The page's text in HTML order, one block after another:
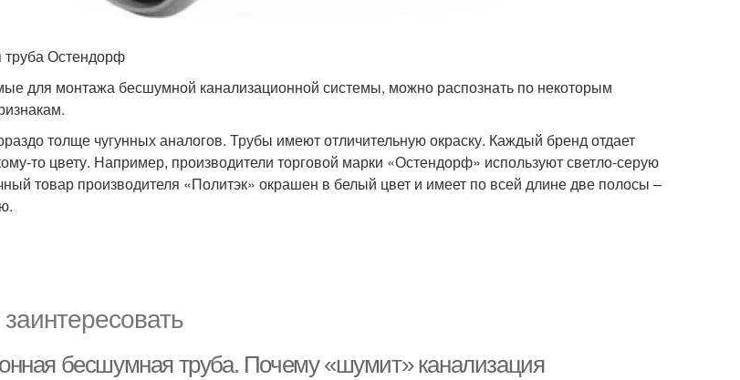
труба Остендорф
для монтажа бесшумной канализационной системы, можно распознать по некоторым
толще чугунных аналогов. Трубы имеют отличительную окраску. Каждый бренд отдает
то цвету. Например, производители торговой марки «Остендорф» используют светло-серую
товар производителя «Политэк» окрашен в белый цвет и имеет по всей длине две полосы –
бесшумная труба. Почему «шумит» канализация